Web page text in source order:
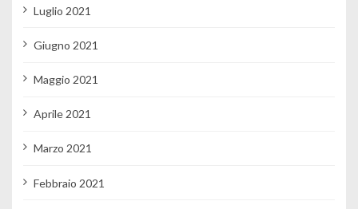
Luglio 2021
Giugno 2021
Maggio 2021
Aprile 2021
Marzo 2021
Febbraio 2021